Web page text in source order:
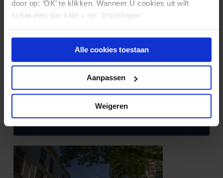
door op: ‘OK’ te klikken. Wanneer U cookies uit wilt
schakelen dan klikt u op: ‘Instellingen’.
Alle cookies toestaan
Aanpassen
Weigeren
MARKTWERKING EN
20.06.2023
Zorgaanbieder krijgt boete voor overname
zonder voorafgaande goedkeuring van de